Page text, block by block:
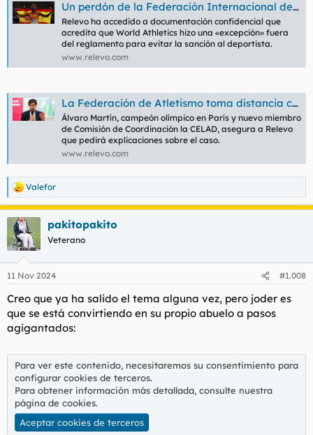
Un perdón de la Federación Internacional de Atletismo a Jordan Díaz evidencia las grietas del sistema antidopaje mundial | Relevo
Relevo ha accedido a documentación confidencial que
acredita que World Athletics hizo una «excepción» fuera
del reglamento para evitar la sanción al deportista.
www.relevo.com
La Federación de Atletismo toma distancia con el caso de Jordan Díaz: «Nosotros nos limitamos a ejecutar» | Relevo
Álvaro Martín, campeón olímpico en París y nuevo miembro
de Comisión de Coordinación la CELAD, asegura a Relevo
que pedirá explicaciones sobre el caso.
www.relevo.com
R
e
a
c
c
i
e
:
Valefor
pakitopakito
Veterano
11 Nov 2024 #1.008
Creo que ya ha salido el tema alguna vez, pero joder es
que se está convirtiendo en su propio abuelo a pasos
agigantados:
Para ver este contenido, necesitaremos su consentimiento para
configurar cookies de terceros.
Para obtener información más detallada, consulte nuestra
página de cookies.
Aceptar cookies de terceros